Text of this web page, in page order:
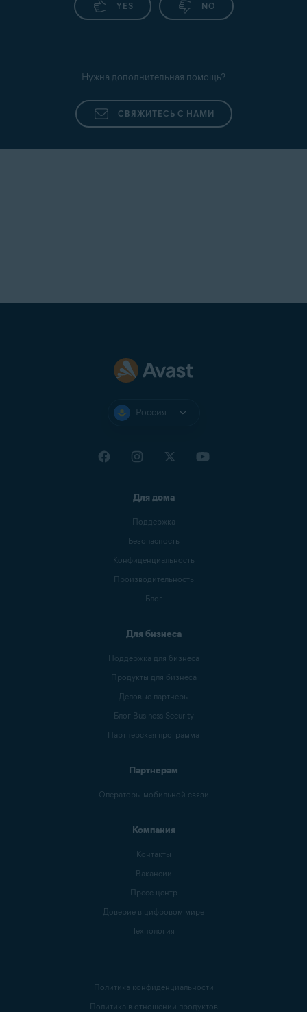
YES NO
Нужна дополнительная помощь?
СВЯЖИТЕСЬ С НАМИ
Россия
Для дома
Поддержка
Безопасность
Конфиденциальность
Производительность
Блог
Для бизнеса
Поддержка для бизнеса
Продукты для бизнеса
Деловые партнеры
Блог Business Security
Партнерская программа
Партнерам
Операторы мобильной связи
Компания
Контакты
Вакансии
Пресс-центр
Доверие в цифровом мире
Технология
Политика конфиденциальности
Политика в отношении продуктов